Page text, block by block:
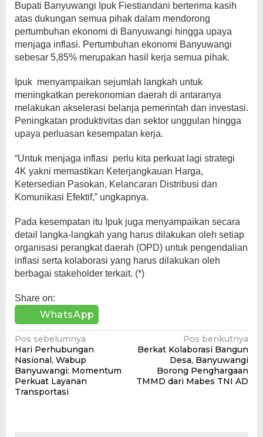
Bupati Banyuwangi Ipuk Fiestiandani berterima kasih
atas dukungan semua pihak dalam mendorong
pertumbuhan ekonomi di Banyuwangi hingga upaya
menjaga inflasi. Pertumbuhan ekonomi Banyuwangi
sebesar 5,85% merupakan hasil kerja semua pihak.
Ipuk menyampaikan sejumlah langkah untuk
meningkatkan perekonomian daerah di antaranya
melakukan akselerasi belanja pemerintah dan investasi.
Peningkatan produktivitas dan sektor unggulan hingga
upaya perluasan kesempatan kerja.
“Untuk menjaga inflasi perlu kita perkuat lagi strategi
4K yakni memastikan Keterjangkauan Harga,
Ketersedian Pasokan, Kelancaran Distribusi dan
Komunikasi Efektif,” ungkapnya.
Pada kesempatan itu Ipuk juga menyampaikan secara
detail langka-langkah yang harus dilakukan oleh setiap
organisasi perangkat daerah (OPD) untuk pengendalian
inflasi serta kolaborasi yang harus dilakukan oleh
berbagai stakeholder terkait. (*)
Share on:
WhatsApp
Navigasi
pos
Pos sebelumnya
Hari Perhubungan
Nasional, Wabup
Banyuwangi: Momentum
Perkuat Layanan
Transportasi
Pos berikutnya
Berkat Kolaborasi Bangun
Desa, Banyuwangi
Borong Penghargaan
TMMD dari Mabes TNI AD